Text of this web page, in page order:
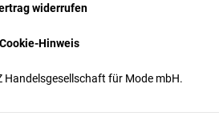
Handelsgesellschaft für Mode mbH.
widerrufen
Cookie-Hinweis